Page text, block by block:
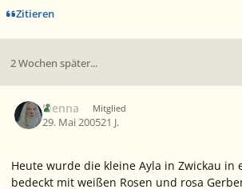
Zitieren
2 Wochen später...
Elenna Mitglied
29. Mai 200521 J.
Heute wurde die kleine Ayla in Zwickau in
bedeckt mit weißen Rosen und rosa